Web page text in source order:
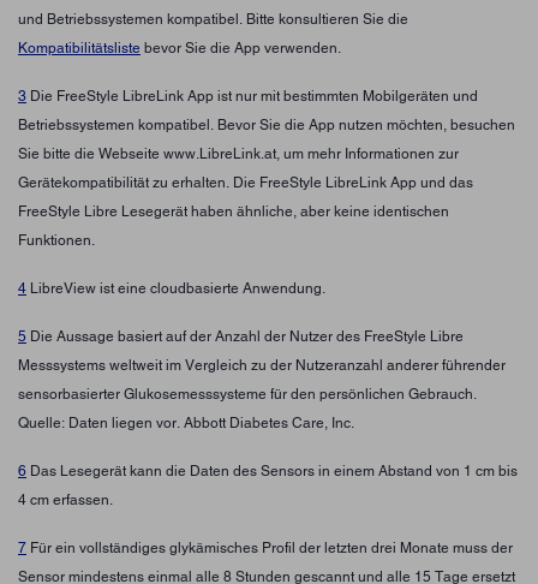
und Betriebssystemen kompatibel. Bitte konsultieren Sie die
Kompatibilitätsliste bevor Sie die App verwenden.
3 Die FreeStyle LibreLink App ist nur mit bestimmten Mobilgeräten und
Betriebssystemen kompatibel. Bevor Sie die App nutzen möchten, besuchen
Sie bitte die Webseite www.LibreLink.at, um mehr Informationen zur
Gerätekompatibilität zu erhalten. Die FreeStyle LibreLink App und das
FreeStyle Libre Lesegerät haben ähnliche, aber keine identischen
Funktionen.
4 LibreView ist eine cloudbasierte Anwendung.
5 Die Aussage basiert auf der Anzahl der Nutzer des FreeStyle Libre
Messsystems weltweit im Vergleich zu der Nutzeranzahl anderer führender
sensorbasierter Glukosemesssysteme für den persönlichen Gebrauch.
Quelle: Daten liegen vor. Abbott Diabetes Care, Inc.
6 Das Lesegerät kann die Daten des Sensors in einem Abstand von 1 cm bis
4 cm erfassen.
7 Für ein vollständiges glykämisches Profil der letzten drei Monate muss der
Sensor mindestens einmal alle 8 Stunden gescannt und alle 15 Tage ersetzt